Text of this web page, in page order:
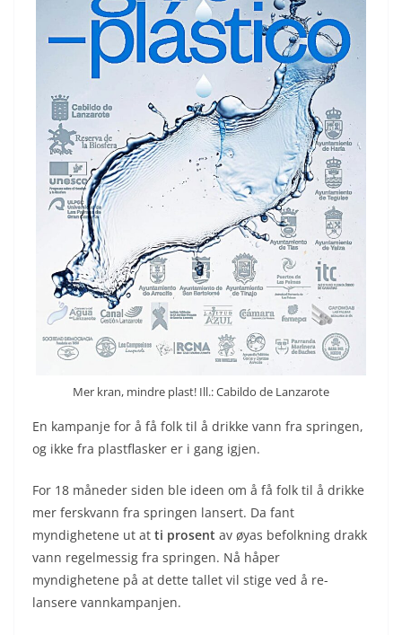
Mer kran, mindre plast! Ill.: Cabildo de Lanzarote
En kampanje for å få folk til å drikke vann fra springen,
og ikke fra plastflasker er i gang igjen.
For 18 måneder siden ble ideen om å få folk til å drikke
mer ferskvann fra springen lansert. Da fant
myndighetene ut at ti prosent av øyas befolkning drakk
vann regelmessig fra springen. Nå håper
myndighetene på at dette tallet vil stige ved å re-
lansere vannkampanjen.